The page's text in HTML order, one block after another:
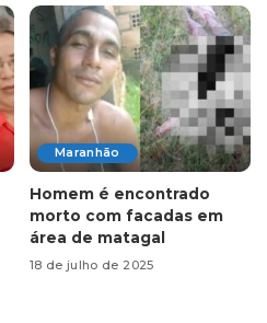
Maranhão
Homem é encontrado
morto com facadas em
área de matagal
18 de julho de 2025